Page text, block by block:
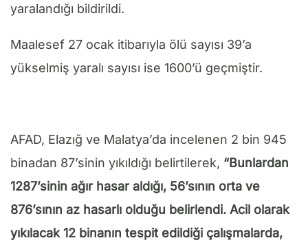
yaralandığı bildirildi.
Maalesef 27 ocak itibarıyla ölü sayısı 39’a
yükselmiş yaralı sayısı ise 1600’ü geçmiştir.
AFAD, Elazığ ve Malatya’da incelenen 2 bin 945
binadan 87’sinin yıkıldığı belirtilerek, “Bunlardan
1287’sinin ağır hasar aldığı, 56’sının orta ve
876’sının az hasarlı olduğu belirlendi. Acil olarak
yıkılacak 12 binanın tespit edildiği çalışmalarda,